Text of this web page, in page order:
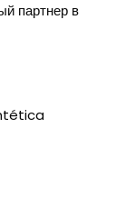
партнер в